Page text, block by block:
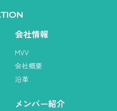
会社情報
MVV
会社概要
沿革
メンバー紹介